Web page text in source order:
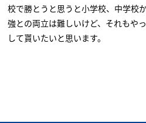
校で勝とうと思うと小学校、中学校
強との両立は難しいけど、それもや
して貰いたいと思います。